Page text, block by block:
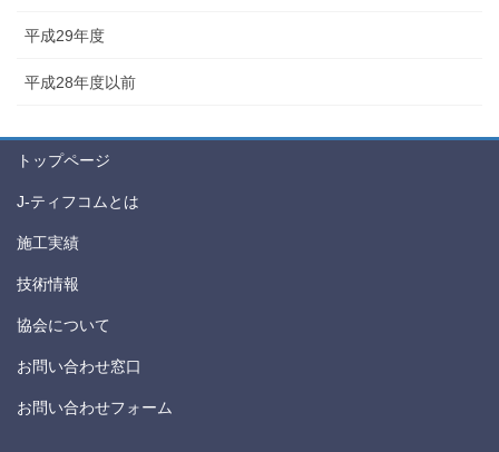
平成29年度
平成28年度以前
トップページ
J-ティフコムとは
施工実績
技術情報
協会について
お問い合わせ窓口
お問い合わせフォーム